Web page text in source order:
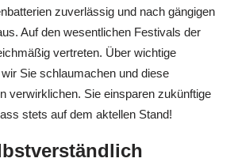
zuverlässig und nach gängigen
Auf den wesentlichen Festivals der
vertreten. Über wichtige
Sie schlaumachen und diese
verwirklichen. Sie einsparen zukünftige
stets auf dem aktellen Stand!